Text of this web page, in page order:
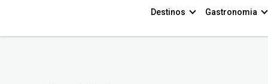
Destinos Gastronomia